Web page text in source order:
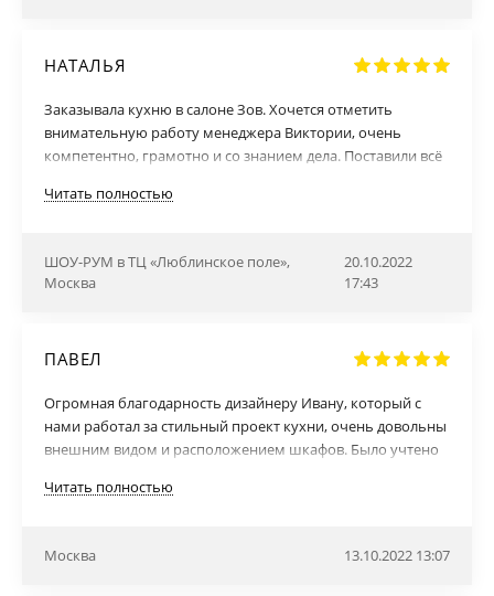
НАТАЛЬЯ
Заказывала кухню в салоне Зов. Хочется отметить
внимательную работу менеджера Виктории, очень
компетентно, грамотно и со знанием дела. Поставили всё
кухни от души!
Читать полностью
ШОУ-РУМ в ТЦ «Люблинское поле»,
Москва
20.10.2022
17:43
ПАВЕЛ
Огромная благодарность дизайнеру Ивану, который с
нами работал за стильный проект кухни, очень довольны
внешним видом и расположением шкафов. Было учтено
доверились этому замечательному коллективу и они нас
сборку. Спасибо и удачи! Всем рекомендую данный салон!
Читать полностью
Москва 13.10.2022 13:07